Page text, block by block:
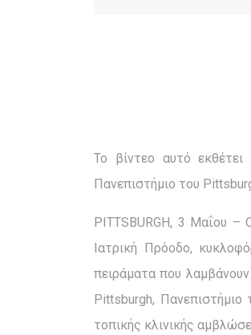
Το βίντεο αυτό
Πανεπιστήμιο του
PITTSBURGH, 3 Μαΐου –
Ιατρική Πρόοδο,
πειράματα που
Pittsburgh,
τοπικής κλινικής